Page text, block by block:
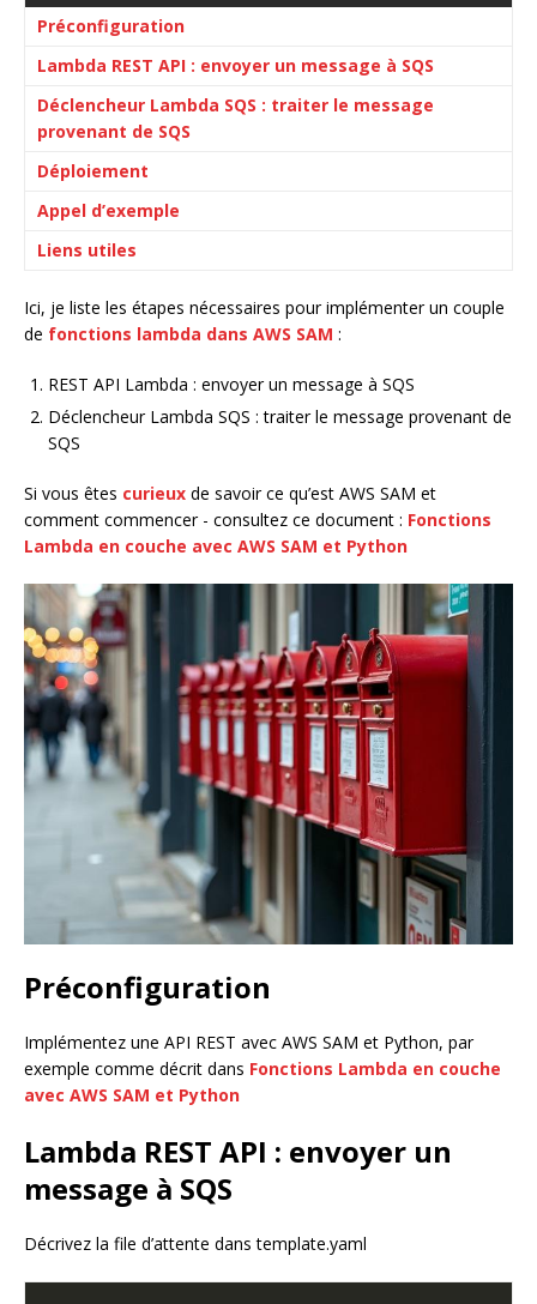
Préconfiguration
Lambda REST API : envoyer un message à SQS
Déclencheur Lambda SQS : traiter le message
provenant de SQS
Déploiement
Appel d’exemple
Liens utiles
Ici, je liste les étapes nécessaires pour implémenter un couple
de fonctions lambda dans AWS SAM :
REST API Lambda : envoyer un message à SQS
Déclencheur Lambda SQS : traiter le message provenant de
SQS
Si vous êtes curieux de savoir ce qu’est AWS SAM et
comment commencer - consultez ce document : Fonctions
Lambda en couche avec AWS SAM et Python
Préconfiguration
Implémentez une API REST avec AWS SAM et Python, par
exemple comme décrit dans Fonctions Lambda en couche
avec AWS SAM et Python
Lambda REST API : envoyer un
message à SQS
Décrivez la file d’attente dans template.yaml